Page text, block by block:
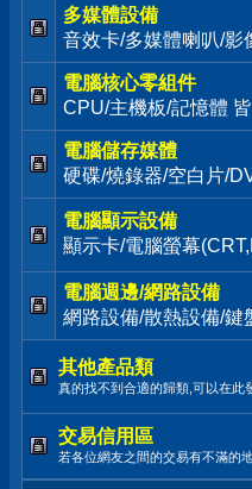
多媒體設備
音效卡/多媒體喇叭/影
電腦核心零組件
CPU/主機板/記憶體
電腦儲存媒體
硬碟/燒錄器/空白片/
電腦顯示設備
顯示卡/電腦螢幕
電腦週邊/網路設備
網路設備/散熱設備/鍵
其他產品類
真的找不到合適的歸類,可以在此
交易信用區
若各位網友之間的交易有不滿的